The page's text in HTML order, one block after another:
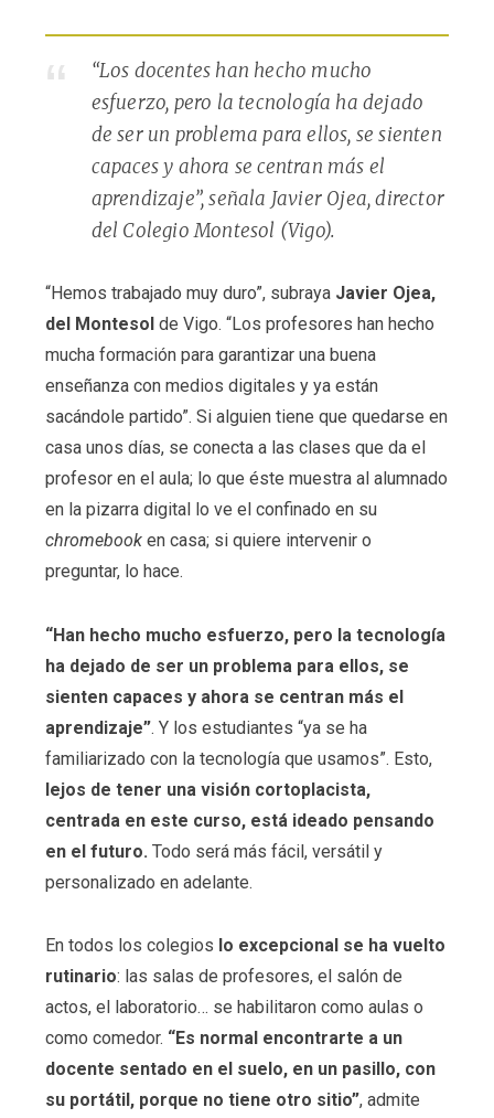
“Los docentes han hecho mucho
esfuerzo, pero la tecnología ha dejado
de ser un problema para ellos, se sienten
capaces y ahora se centran más el
aprendizaje”, señala Javier Ojea, director
del Colegio Montesol (Vigo).
“Hemos trabajado muy duro”, subraya Javier Ojea,
del Montesolde Vigo. “Los profesores han hecho
mucha formación para garantizar una buena
enseñanza con medios digitales y ya están
sacándole partido”. Si alguien tiene que quedarse en
casa unos días, se conecta a las clases que da el
profesor en el aula; lo que éste muestra al alumnado
en la pizarra digital lo ve el confinado en su
chromebooken casa; si quiere intervenir o
preguntar, lo hace.
“Han hecho mucho esfuerzo, pero la tecnología
ha dejado de ser un problema para ellos, se
sienten capaces y ahora se centran más el
aprendizaje”. Y los estudiantes “ya se ha
familiarizado con la tecnología que usamos”. Esto,
lejos de tener una visión cortoplacista,
centrada en este curso, está ideado pensando
en el futuro. Todo será más fácil, versátil y
personalizado en adelante.
En todos los colegios lo excepcional se ha vuelto
rutinario: las salas de profesores, el salón de
actos, el laboratorio… se habilitaron como aulas o
como comedor. “Es normal encontrarte a un
docente sentado en el suelo, en un pasillo, con
su portátil, porque no tiene otro sitio”, admite